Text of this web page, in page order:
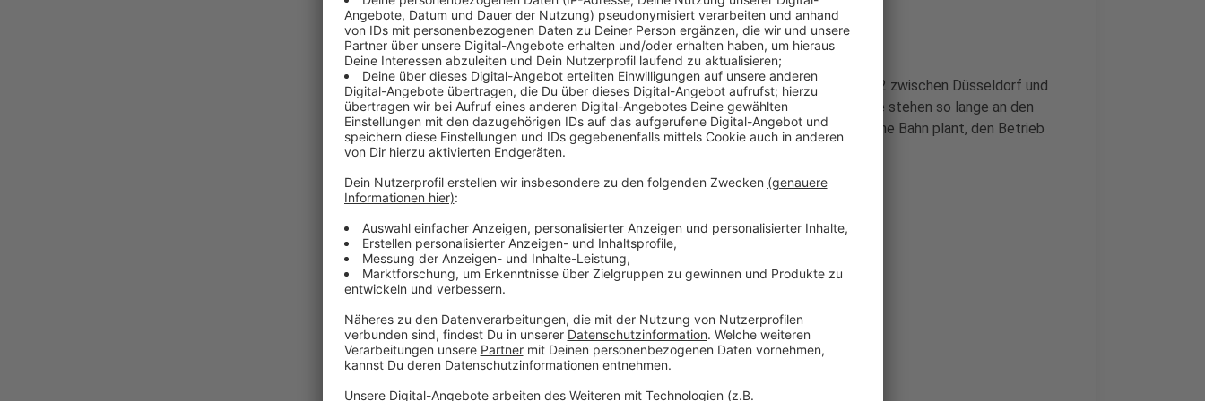
Anzeige
Betroffen sind mehrere Regional-Express Linien wie auch der RE 2 zwischen Düsseldorf und
Münster oder der RE 10 zwischen Düsseldorf und Kleve. Die Züge stehen so lange an den
jeweiligen Endbahnhöfen. Ersatzverkehr gibt es nicht. Die Deutsche Bahn plant, den Betrieb
morgen früh wieder aufzunehmen.
Anzeige
Weitere Infos und Links zum Thema
Anzeige
Informationen zu Zugausfällen
Bilanz nach dem vergangenen Sturm